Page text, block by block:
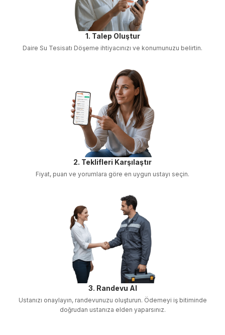
1. Talep Oluştur
Daire Su Tesisatı Döşeme ihtiyacınızı ve konumunuzu belirtin.
2. Teklifleri Karşılaştır
Fiyat, puan ve yorumlara göre en uygun ustayı seçin.
3. Randevu Al
Ustanızı onaylayın, randevunuzu oluşturun. Ödemeyi iş bitiminde
doğrudan ustanıza elden yaparsınız.